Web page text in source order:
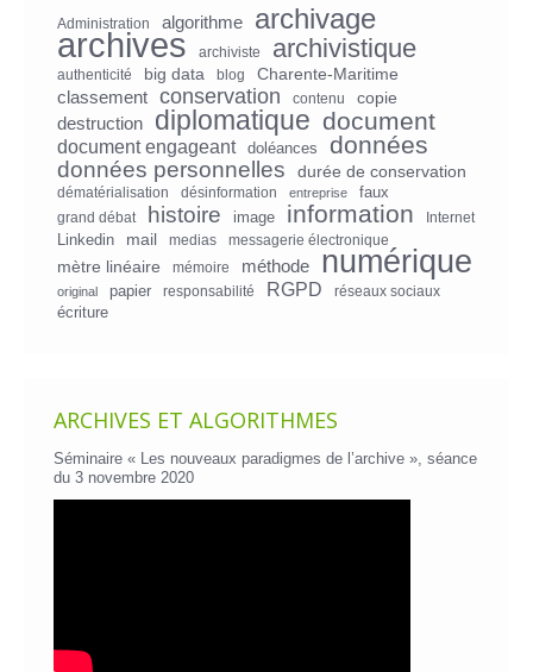
Administration algorithme archivage
archives archiviste archivistique
authenticité big data blog
Charente-Maritime
classement
conservation contenu
copie
destruction
diplomatique document
document engageant doléances données
données personnelles durée de conservation
dématérialisation désinformation entreprise faux
grand débat histoire image information Internet
Linkedin mail medias messagerie électronique
mètre linéaire mémoire méthode numérique
original papier responsabilité RGPD réseaux sociaux
écriture
ARCHIVES ET ALGORITHMES
Séminaire « Les nouveaux paradigmes de l’archive », séance
du 3 novembre 2020